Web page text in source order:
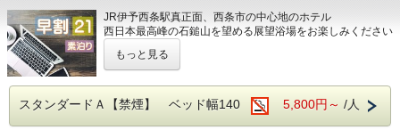
・シモンズ社製デュベスタイルロング＆ワイ
ドベッドで快適な寝心地
・43型壁掛けテレビ、全室加湿機能付き空気
清浄機、今治タオル、各部屋Wi-Fi
■チェックイン14:00~24:00(最終) / チェック
■JR伊予西条駅より徒歩1分の好立地
隣がコンビニ、石鎚へのバスも真正面バス停
から出ています
■平面120台駐車場 (敷地内＆第二駐車場)
1日１台税込300円 ※バス・トラックは事前
JR伊予西条駅真正面、西条市の中心地のホテル
西日本最高峰の石鎚山を望める展望浴場をお楽しみください
■男女別展望浴場(最上階：９階)
西日本最高峰の石鎚山や西条市の街並を望める人工ヘルスト
ン温泉
営業時間：14:00~24:00、翌6:00~9:00
もっと見る
スタンダードＡ【禁煙】 ベッド幅140 5,800円～ /人